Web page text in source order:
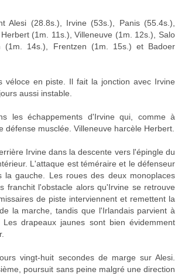
Alesi (28.8s.), Irvine (53s.), Panis (55.4s.),
(1m. 11s.), Villeneuve (1m. 12s.), Salo
(1m. 14s.), Frentzen (1m. 15s.) et Badoer
véloce en piste. Il fait la jonction avec Irvine
aussi instable.
les échappements d'Irvine qui, comme à
défense musclée. Villeneuve harcèle Herbert.
Irvine dans la descente vers l'épingle du
L'attaque est téméraire et le défenseur
la gauche. Les roues des deux monoplaces
franchit l'obstacle alors qu'Irvine se retrouve
de piste interviennent et remettent la
la marche, tandis que l'Irlandais parvient à
drapeaux jaunes sont bien évidemment
vingt-huit secondes de marge sur Alesi.
poursuit sans peine malgré une direction